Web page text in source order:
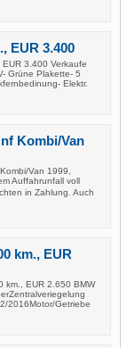
EUR 3.400
3.400 Verkaufe
Grüne Plakette- 5
Elektr.
Kombi/Van
Van 1999,
Auffahrunfall voll
in Zahlung. Auch
km., EUR
km., EUR 2.650 BMW
2016Motor/Getriebe